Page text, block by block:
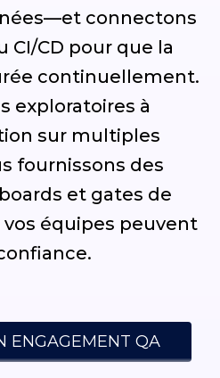
connectons
CI/CD pour que la
continuellement.
exploratoires à
sur multiples
fournissons des
et gates de
vos équipes peuvent
ENGAGEMENT QA